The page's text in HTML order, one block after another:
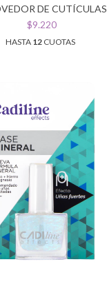
DE CUTÍCULAS
$9.220
HASTA 12CUOTAS